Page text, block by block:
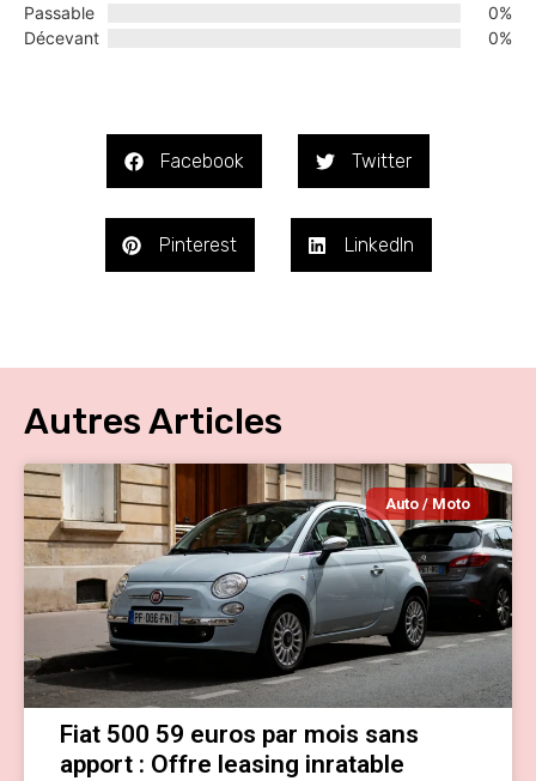
Passable
0%
Décevant
0%
Facebook Twitter
Pinterest LinkedIn
Autres Articles
Auto / Moto
Fiat 500 59 euros par mois sans
apport : Offre leasing inratable